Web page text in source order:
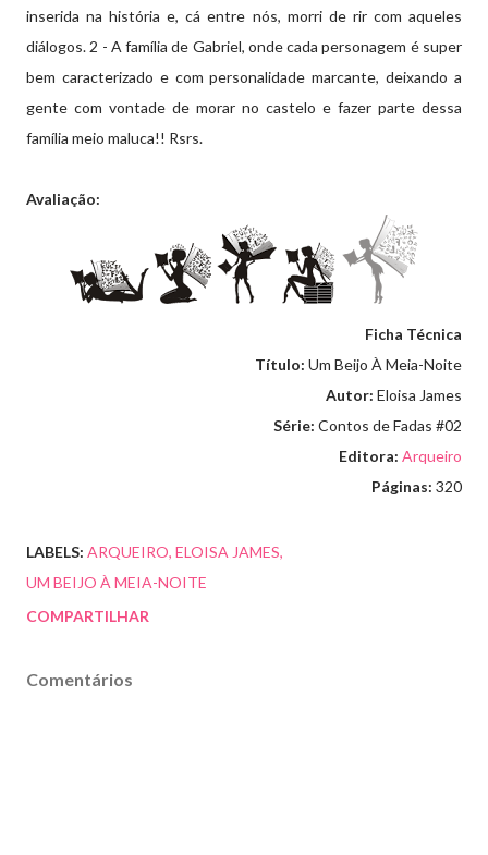
inserida na história e, cá entre nós, morri de rir com aqueles
diálogos. 2 - A família de Gabriel, onde cada personagem é super
bem caracterizado e com personalidade marcante, deixando a
gente com vontade de morar no castelo e fazer parte dessa
família meio maluca!! Rsrs.
Avaliação:
Ficha Técnica
Título: Um Beijo À Meia-Noite
Autor: Eloisa James
Série: Contos de Fadas #02
Editora: Arqueiro
Páginas: 320
LABELS: ARQUEIRO ELOISA JAMES
UM BEIJO À MEIA-NOITE
COMPARTILHAR
Comentários